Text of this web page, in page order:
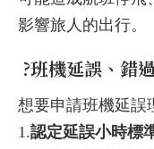
影響旅人的出行。
?班機延誤、錯
想要申請班機延誤
1.認定延誤小時標